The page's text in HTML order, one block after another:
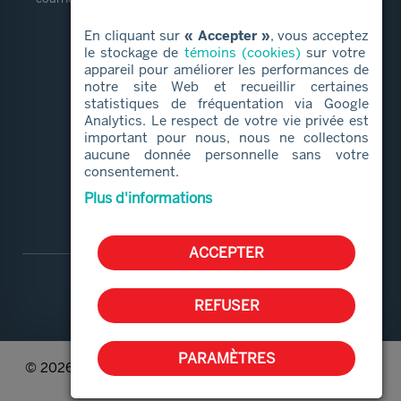
LIENS RAPIDES
Services alimentaires
Proches aidants
Aide et services
Bénévolat
Qui sommes-nous
© 2026 Le CAB de Boucherville | Tous droits réservés. |
En cliquant sur« Accepter », vous acceptez
le stockage de témoins (cookies) sur votre
appareil pour améliorer les performances de
notre site Web et recueillir certaines
statistiques de fréquentation via Google
Analytics. Le respect de votre vie privée est
important pour nous, nous ne collectons
aucune donnée personnelle sans votre
consentement.
Plus d'informations
ACCEPTER
REFUSER
PARAMÈTRES